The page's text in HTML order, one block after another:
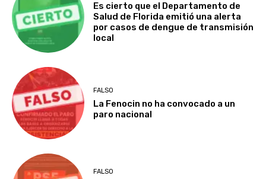
Es cierto que el Departamento de
Salud de Florida emitió una alerta
por casos de dengue de transmisión
local
FALSO
La Fenocin no ha convocado a un
paro nacional
FALSO